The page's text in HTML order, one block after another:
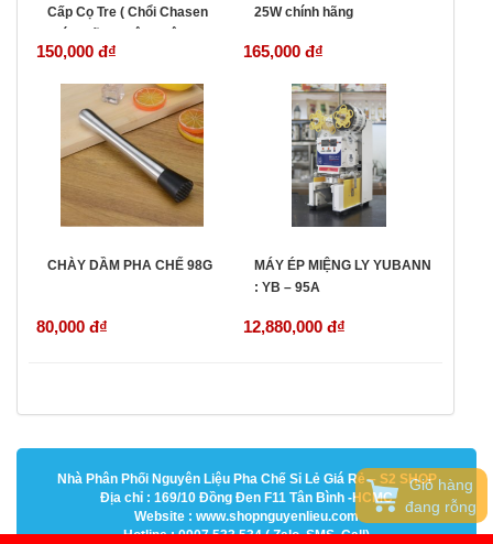
Cấp Cọ Tre ( Chổi Chasen
150,000 đ₫
25W chính hãng
165,000 đ₫
CHÀY DẦM PHA CHẾ 98G
80,000 đ₫
MÁY ÉP MIỆNG LY YUBANN
: YB – 95A
12,880,000 đ₫
Nhà Phân Phối Nguyên Liệu Pha Chế Sỉ Lẻ Giá Rẻ – S2 SHOP
Địa chỉ : 169/10 Đồng Đen F11 Tân Bình -HCMC
Website : www.shopnguyenlieu.com
Hotline : 0907.533.534 ( Zalo, SMS, Call)
Giỏ hàng
đang rỗng